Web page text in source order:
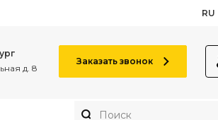
RU
д. 8
Заказать звонок